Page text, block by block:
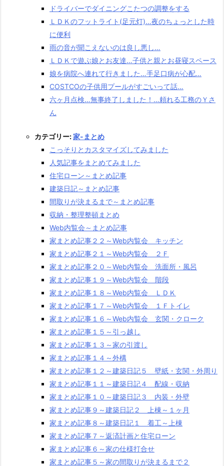
ドライバーでダイニングこたつの調整をする
ＬＤＫのフットライト(足元灯)…夜のちょっとした時
に便利
雨の音が聞こえないのは良し悪し…
ＬＤＫで遊ぶ娘とお友達…子供と親とお昼寝スペース
娘を病院へ連れて行きました…手足口病が心配…
COSTCOの子供用プールがすごいって話…
六ヶ月点検…無事終了しました！…頼れる工務のＹさ
ん
カテゴリー:家-まとめ
こっそりとカスタマイズしてみました
人気記事をまとめてみました
住宅ローン～まとめ記事
建築日記～まとめ記事
間取りが決まるまで～まとめ記事
収納・整理整頓まとめ
Web内覧会～まとめ記事
家まとめ記事２２～Web内覧会 キッチン
家まとめ記事２１～Web内覧会 ２Ｆ
家まとめ記事２０～Web内覧会 洗面所・風呂
家まとめ記事１９～Web内覧会 階段
家まとめ記事１８～Web内覧会 ＬＤＫ
家まとめ記事１７～Web内覧会 １Ｆトイレ
家まとめ記事１６～Web内覧会 玄関・クローク
家まとめ記事１５～引っ越し
家まとめ記事１３～家の引渡し
家まとめ記事１４～外構
家まとめ記事１２～建築日記５ 壁紙・玄関・外周り
家まとめ記事１１～建築日記４ 配線・収納
家まとめ記事１０～建築日記３ 内装・外壁
家まとめ記事９～建築日記２ 上棟～１ヶ月
家まとめ記事８～建築日記１ 着工～上棟
家まとめ記事７～返済計画と住宅ローン
家まとめ記事６～家の仕様打合せ
家まとめ記事５～家の間取りが決まるまで２